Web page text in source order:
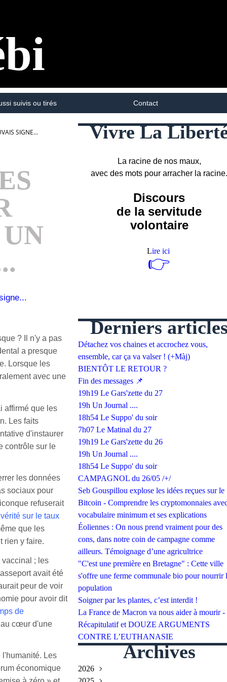
suivis ou tirés Contact
SIGNE...
? Il n'y a pas
a presque
Lorsque les
avec une
affirmé que les
Les faits
d'instaurer
contrôle sur le
les données
sociaux pour
refuserait
vérité sur le taux
que les
rien y faire.
vaccinal ; les
avait été
peur de voir
pour avoir dit
de
au cœur d'une
l'humanité. Les
économique
Vivre La
La racine de nos maux,
avec des mots pour arracher la racine.
Discours
de la servitude
volontaire
Lire ici
👉
Derniers
Détachez vos chaines et accrochez vous,
ensemble, car ça va valser ! (+Màj)
BIENTÔT LE RETOUR ?
Fin des messages 📌
19h19 Le Gars'zette du 27
19h Un Journal ....
18h54 Le Suppo' du soir
7h07 Le Matinal du 27
19h19 Le Gars'zette du 26
19h Un Journal ....
18h54 Le Suppo' du soir
CAMPAGNOL du 26/05 /+/
Seb Gouspillou explose les idées reçues sur le
Bitcoin - Comprendre les cryptomonnaies
vocabulaire minimum et ses explications
Éoliennes : On nous prend vraiment pour des
cons, dans notre coin de campagne comme
ailleurs. Témoignage d’une agricultrice
"C'est une première en Bretagne" : Cette ville
s'offre une ferme communale bio pour nourrir
population
Soigner par les plantes, c’est interdit !
La France de Macron va nous aider à mourir -
Récapitulatif et DOUZE ARGUMENTS
CONTRE L’EUTHANASIE
Archives
2026